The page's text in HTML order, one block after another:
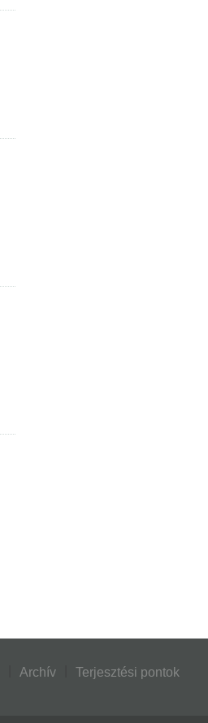
Archív Terjesztési pontok